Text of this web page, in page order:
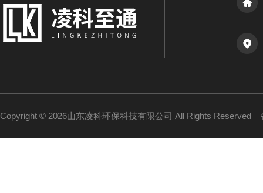
Copyright © 2026山东凌科环保科技有限公司 All Rights Reserved